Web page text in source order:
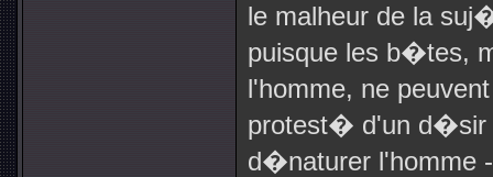
le malheur de la
puisque les b�tes,
l'homme, ne
protest� d'un d�sir
d�naturer l'homme